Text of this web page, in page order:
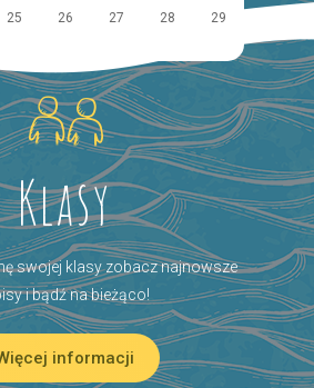
25 26 27 28
29
Klasy
swojej klasy zobacz najnowsze
i bądź na bieżąco!
informacji